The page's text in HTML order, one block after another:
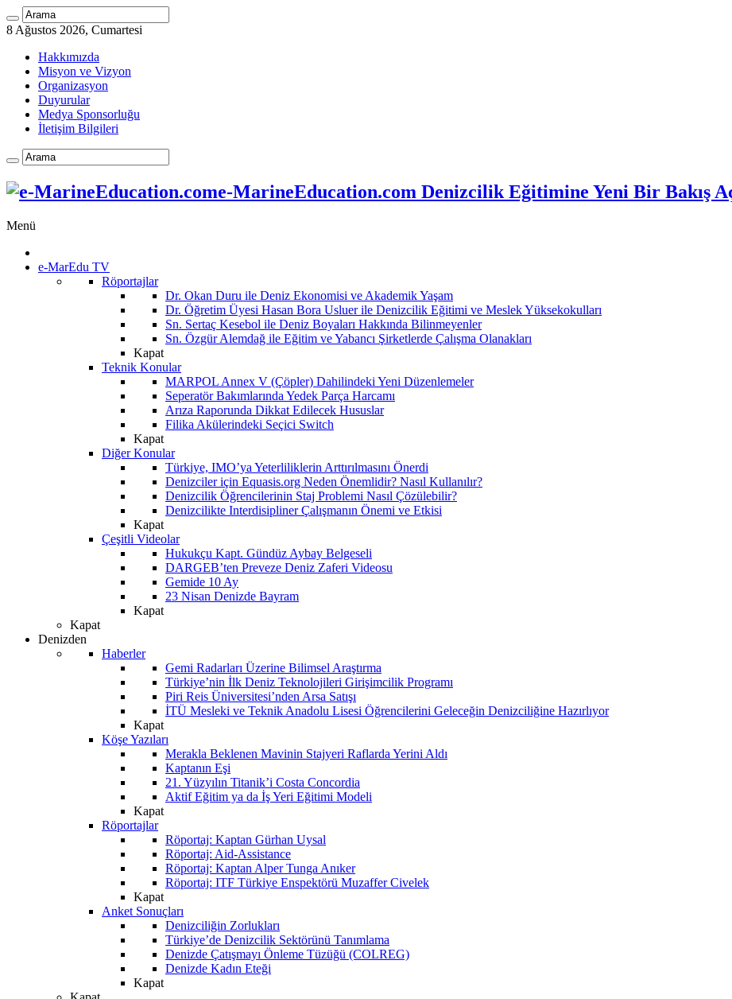
8 Ağustos 2026, Cumartesi
Hakkımızda
Misyon ve Vizyon
Organizasyon
Duyurular
Medya Sponsorluğu
İletişim Bilgileri
e-MarineEducation.com Denizcilik Eğitimine Yeni Bir Bakış
Menü
e-MarEdu TV
Röportajlar
Dr. Okan Duru ile Deniz Ekonomisi ve Akademik Yaşam
Dr. Öğretim Üyesi Hasan Bora Usluer ile Denizcilik Eğitimi ve Meslek Yüksekokulları
Sn. Sertaç Kesebol ile Deniz Boyaları Hakkında Bilinmeyenler
Sn. Özgür Alemdağ ile Eğitim ve Yabancı Şirketlerde Çalışma Olanakları
Kapat
Teknik Konular
MARPOL Annex V (Çöpler) Dahilindeki Yeni Düzenlemeler
Seperatör Bakımlarında Yedek Parça Harcamı
Arıza Raporunda Dikkat Edilecek Hususlar
Filika Akülerindeki Seçici Switch
Kapat
Diğer Konular
Türkiye, IMO’ya Yeterliliklerin Arttırılmasını Önerdi
Denizciler için Equasis.org Neden Önemlidir? Nasıl Kullanılır?
Denizcilik Öğrencilerinin Staj Problemi Nasıl Çözülebilir?
Denizcilikte Interdisipliner Çalışmanın Önemi ve Etkisi
Kapat
Çeşitli Videolar
Hukukçu Kapt. Gündüz Aybay Belgeseli
DARGEB’ten Preveze Deniz Zaferi Videosu
Gemide 10 Ay
23 Nisan Denizde Bayram
Kapat
Kapat
Denizden
Haberler
Gemi Radarları Üzerine Bilimsel Araştırma
Türkiye’nin İlk Deniz Teknolojileri Girişimcilik Programı
Piri Reis Üniversitesi’nden Arsa Satışı
İTÜ Mesleki ve Teknik Anadolu Lisesi Öğrencilerini Geleceğin Denizciliğine Hazırlıyor
Kapat
Köşe Yazıları
Merakla Beklenen Mavinin Stajyeri Raflarda Yerini Aldı
Kaptanın Eşi
21. Yüzyılın Titanik’i Costa Concordia
Aktif Eğitim ya da İş Yeri Eğitimi Modeli
Kapat
Röportajlar
Röportaj: Kaptan Gürhan Uysal
Röportaj: Aid-Assistance
Röportaj: Kaptan Alper Tunga Anıker
Röportaj: ITF Türkiye Enspektörü Muzaffer Civelek
Kapat
Anket Sonuçları
Denizciliğin Zorlukları
Türkiye’de Denizcilik Sektörünü Tanımlama
Denizde Çatışmayı Önleme Tüzüğü (COLREG)
Denizde Kadın Eteği
Kapat